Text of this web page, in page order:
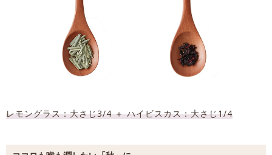
レモングラス：大さじ3/4 ＋ ハイビスカス：大さじ1/4